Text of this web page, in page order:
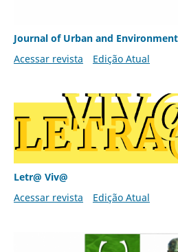
Journal of Urban and
Acessar revista
Edição Atual
Letr@ Viv@
Acessar revista
Edição Atual